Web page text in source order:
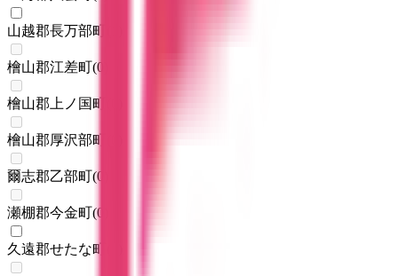
山越郡長万部町
檜山郡江差町(0
檜山郡上ノ国町
檜山郡厚沢部町
爾志郡乙部町(0
瀬棚郡今金町(0
久遠郡せたな町